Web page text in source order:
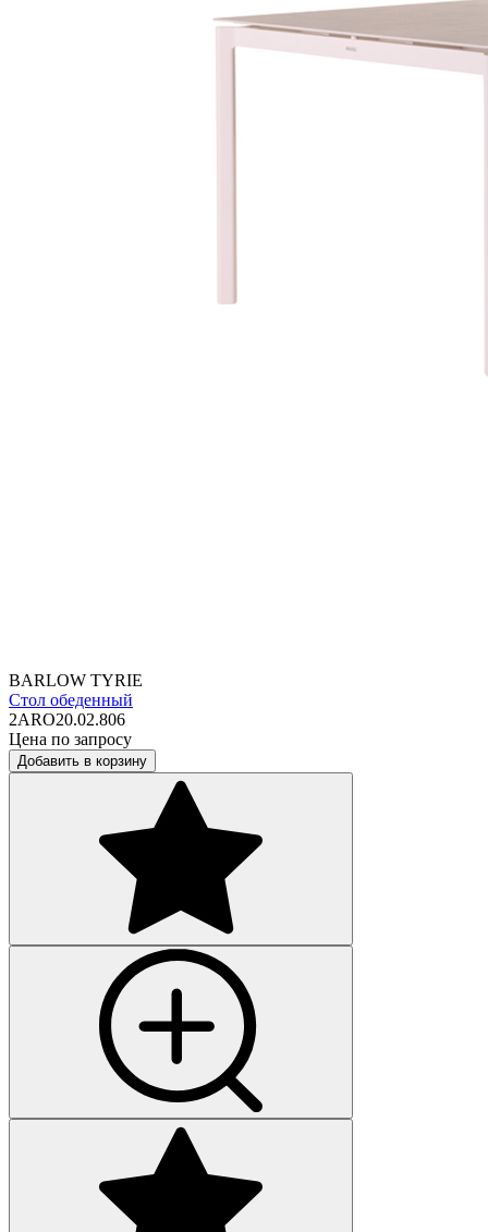
BARLOW TYRIE
Стол обеденный
2ARO20.02.806
Цена по запросу
Добавить в корзину